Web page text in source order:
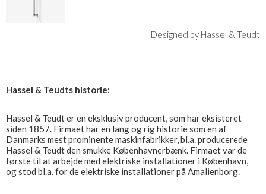
Designed by Hassel & Teudt
Hassel & Teudts historie:
Hassel & Teudt er en eksklusiv producent, som har eksisteret
siden 1857. Firmaet har en lang og rig historie som en af​
Danmarks mest prominente maskinfabrikker, bl.a. producerede
Hassel & Teudt den smukke Københavnerbænk. Firmaet var de
første til at arbejde med elektriske installationer i København,
og stod bl.a. for de elektriske installationer på Amalienborg.